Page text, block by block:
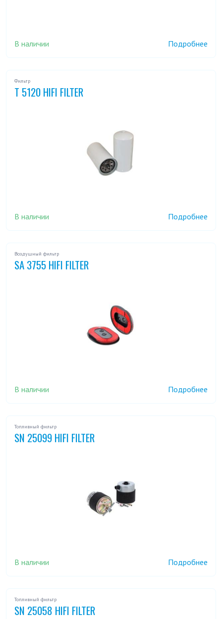
В наличии Подробнее
Фильтр
T 5120 HIFI FILTER
В наличии Подробнее
Воздушный фильтр
SA 3755 HIFI FILTER
В наличии Подробнее
Топливный фильтр
SN 25099 HIFI FILTER
В наличии Подробнее
Топливный фильтр
SN 25058 HIFI FILTER